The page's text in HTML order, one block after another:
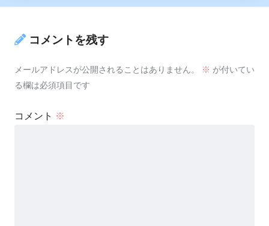
コメントを残す
メールアドレスが公開されることはありません。 ※ が付いてい
る欄は必須項目です
コメント ※